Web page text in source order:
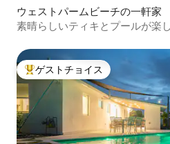
ウェストパームビーチの一軒家
素晴らしいティキとプールが楽
大好評のゲストチョイスです。
ゲストチョイス